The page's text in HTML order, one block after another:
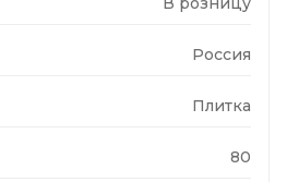
Россия
Плитка
80